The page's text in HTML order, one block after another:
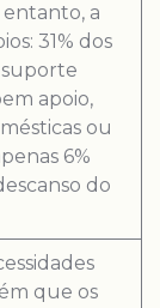
a
31% dos
apoio,
ou
6%
do
que os